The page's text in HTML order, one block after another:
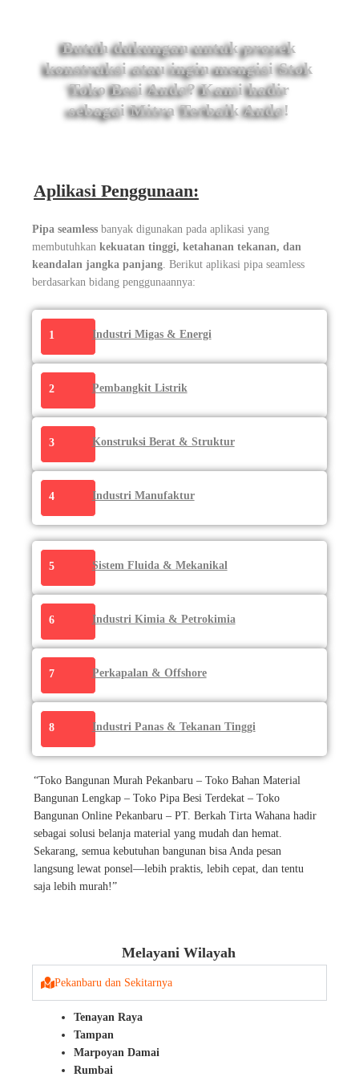
Butuh dukungan untuk proyek
konstruksi atau ingin mengisi Stok
Toko Besi Anda? Kami hadir
sebagai Mitra Terbaik Anda!
Aplikasi Penggunaan:
Pipa seamless banyak digunakan pada aplikasi yang
membutuhkan kekuatan tinggi, ketahanan tekanan, dan
keandalan jangka panjang . Berikut aplikasi pipa seamless
berdasarkan bidang penggunaannya:
1 Industri Migas & Energi
2 Pembangkit Listrik
3 Konstruksi Berat & Struktur
4 Industri Manufaktur
5 Sistem Fluida & Mekanikal
6 Industri Kimia & Petrokimia
7 Perkapalan & Offshore
8 Industri Panas & Tekanan Tinggi
“Toko Bangunan Murah Pekanbaru – Toko Bahan Material
Bangunan Lengkap – Toko Pipa Besi Terdekat – Toko
Bangunan Online Pekanbaru – PT. Berkah Tirta Wahana hadir
sebagai solusi belanja material yang mudah dan hemat.
Sekarang, semua kebutuhan bangunan bisa Anda pesan
langsung lewat ponsel—lebih praktis, lebih cepat, dan tentu
saja lebih murah!”
Melayani Wilayah
Pekanbaru dan Sekitarnya
Tenayan Raya
Tampan
Marpoyan Damai
Rumbai